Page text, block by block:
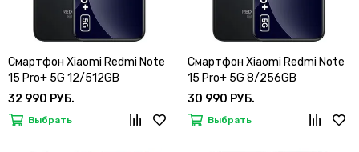
Смартфон Xiaomi Redmi Note
15 Pro+ 5G 12/512GB
32 990 РУБ.
Выбрать
Смартфон Xiaomi Redmi Note
15 Pro+ 5G 8/256GB
30 990 РУБ.
Выбрать